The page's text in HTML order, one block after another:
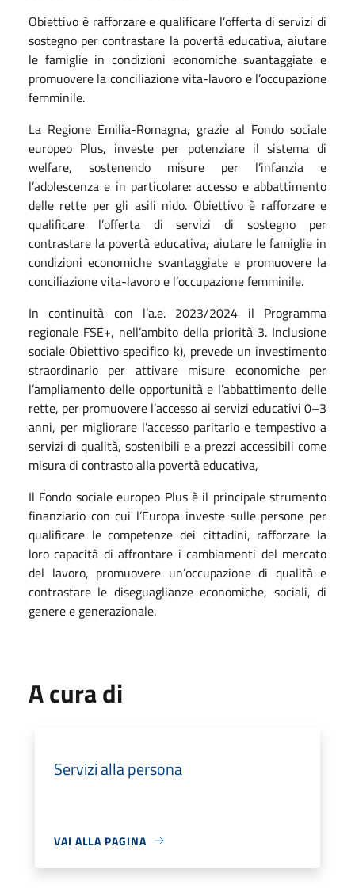
Obiettivo è rafforzare e qualificare l’offerta di servizi di
sostegno per contrastare la povertà educativa, aiutare
le famiglie in condizioni economiche svantaggiate e
promuovere la conciliazione vita-lavoro e l’occupazione
femminile.
La Regione Emilia-Romagna, grazie al Fondo sociale
europeo Plus, investe per potenziare il sistema di
welfare, sostenendo misure per l’infanzia e
l’adolescenza e in particolare: accesso e abbattimento
delle rette per gli asili nido. Obiettivo è rafforzare e
qualificare l’offerta di servizi di sostegno per
contrastare la povertà educativa, aiutare le famiglie in
condizioni economiche svantaggiate e promuovere la
conciliazione vita-lavoro e l’occupazione femminile.
In continuità con l’a.e. 2023/2024 il Programma
regionale FSE+, nell’ambito della priorità 3. Inclusione
sociale Obiettivo specifico k), prevede un investimento
straordinario per attivare misure economiche per
l’ampliamento delle opportunità e l’abbattimento delle
rette, per promuovere l’accesso ai servizi educativi 0–3
anni, per migliorare l'accesso paritario e tempestivo a
servizi di qualità, sostenibili e a prezzi accessibili come
misura di contrasto alla povertà educativa,
Il Fondo sociale europeo Plus è il principale strumento
finanziario con cui l’Europa investe sulle persone per
qualificare le competenze dei cittadini, rafforzare la
loro capacità di affrontare i cambiamenti del mercato
del lavoro, promuovere un’occupazione di qualità e
contrastare le diseguaglianze economiche, sociali, di
genere e generazionale.
A cura di
Servizi alla persona
VAI ALLA PAGINA